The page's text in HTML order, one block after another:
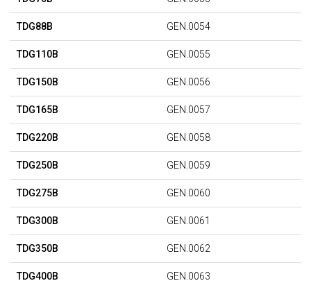
TDG88B GEN.0054
TDG110B GEN.0055
TDG150B GEN.0056
TDG165B GEN.0057
TDG220B GEN.0058
TDG250B GEN.0059
TDG275B GEN.0060
TDG300B GEN.0061
TDG350B GEN.0062
TDG400B GEN.0063